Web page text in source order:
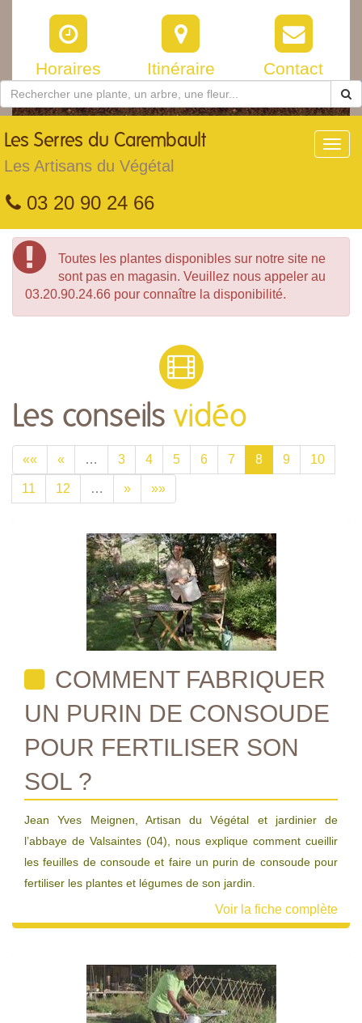
Horaires Itinéraire Contact
Les Serres du Carembault
Les Artisans du Végétal
03 20 90 24 66
Toutes les plantes disponibles sur notre site ne
sont pas en magasin. Veuillez nous appeler au
03.20.90.24.66 pour connaître la disponibilité.
Les conseils vidéo
«« « … 3 4 5 6 7 8 9 10
11 12 … » »»
COMMENT FABRIQUER
UN PURIN DE CONSOUDE
POUR FERTILISER SON
SOL ?
Jean Yves Meignen, Artisan du Végétal et jardinier de
l’abbaye de Valsaintes (04), nous explique comment cueillir
les feuilles de consoude et faire un purin de consoude pour
fertiliser les plantes et légumes de son jardin.
Voir la fiche complète